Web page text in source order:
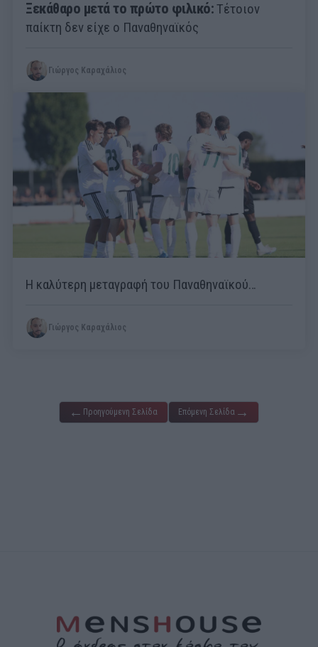
Ξεκάθαρο μετά το πρώτο φιλικό:Τέτοιον
παίκτη δεν είχε ο Παναθηναϊκός
Γιώργος Καραχάλιος
Η καλύτερη μεταγραφή του Παναθηναϊκού…
Γιώργος Καραχάλιος
← Προηγούμενη Σελίδα Επόμενη Σελίδα→